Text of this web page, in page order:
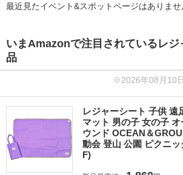
最近見たイベント&スポットページはありませ
いまAmazonで注目されているレジ
品
※2026年08月10
レジャーシート 子供 遠
マット 男の子 女の子
ウンド OCEAN＆
動会 登山 公園 ピクニ
F)